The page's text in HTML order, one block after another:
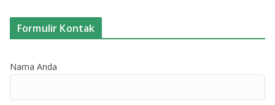
Formulir Kontak
Nama Anda